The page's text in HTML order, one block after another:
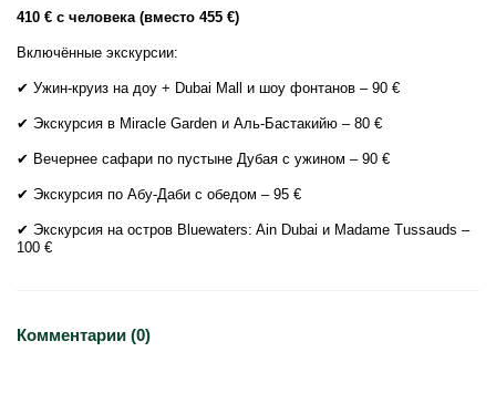
410 € с человека (вместо 455 €)
Включённые экскурсии:
✔ Ужин-круиз на доу + Dubai Mall и шоу фонтанов – 90 €
✔ Экскурсия в Miracle Garden и Аль-Бастакийю – 80 €
✔ Вечернее сафари по пустыне Дубая с ужином – 90 €
✔ Экскурсия по Абу-Даби с обедом – 95 €
✔ Экскурсия на остров Bluewaters: Ain Dubai и Madame Tussauds –
100 €
Комментарии (0)